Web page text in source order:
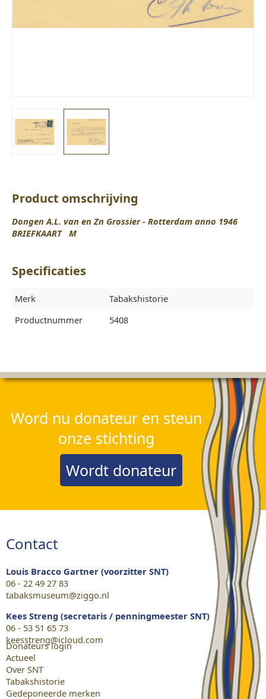
Product omschrijving
Dongen A.L. van en Zn Grossier - Rotterdam anno 1946
BRIEFKAART M
Specificaties
Merk
Tabakshistorie
Productnummer
5408
Word nu donateur en steun
onze stichting
Wordt donateur
Contact
Louis Bracco Gartner (voorzitter SNT)
06 - 22 49 27 83
tabaksmuseum@ziggo.nl
Kees Streng (secretaris / penningmeester SNT)
06 - 53 51 65 73
keesstreng@icloud.com
Donateurs login
Actueel
Over SNT
Tabakshistorie
Gedeponeerde merken